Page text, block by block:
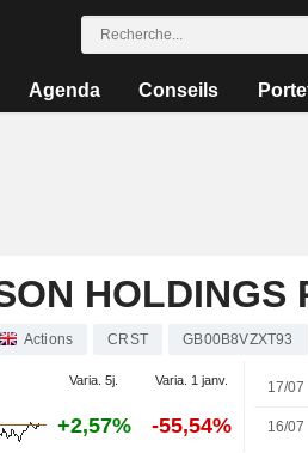
Agenda Conseils
HOLDINGS
Actions CRST GB00B8VZXT93
Varia. 5j. Varia. 1 janv.
+2,57% -55,54%
17/07
16/07